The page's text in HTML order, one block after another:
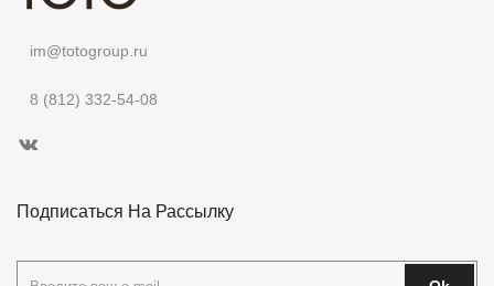
im@totogroup.ru
8 (812) 332-54-08
Подписаться На Рассылку